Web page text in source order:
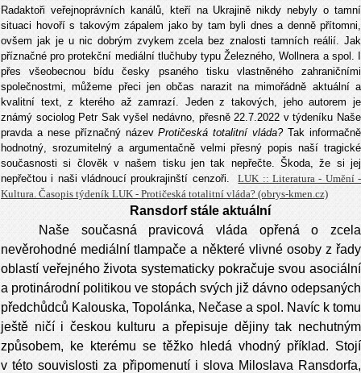
Radaktoři veřejnoprávních kanálů, kteří na Ukrajině nikdy nebyly o tamní
situaci hovoří s takovým zápalem jako by tam byli dnes a denně přítomni,
ovšem jak je u nic dobrým zvykem zcela bez znalosti tamních reálií. Jak
příznačné pro protekční mediální tlučhuby typu Železného, Wollnera a spol. I
přes všeobecnou bídu česky psaného tisku vlastněného zahraničními
společnostmi, můžeme přeci jen občas narazit na mimořádně aktuální a
kvalitní text, z kterého až zamrazí. Jeden z takových, jeho autorem je
známý sociolog Petr Sak vyšel nedávno, přesně 22.7.2022 v týdeníku Naše
pravda a nese příznačný názevProtičeská totalitní vláda?Tak informačně
hodnotný, srozumitelný a argumentačně velmi přesný popis naší tragické
současnosti si člověk v našem tisku jen tak nepřečte. Škoda, že si jej
nepřečtou i naši vládnoucí proukrajinští cenzoři.LUK :: Literatura - Umění -
Kultura. Časopis týdeník LUK - Protičeská totalitní vláda? (obrys-kmen.cz)
Ransdorf stále aktuální
Naše současná pravicová vláda opřená o zcela
nevěrohodné mediální tlampače a některé vlivné osoby z řady
oblastí veřejného života systematicky pokračuje svou asociální
a protinárodní politikou ve stopách svých již dávno odepsaných
předchůdců Kalouska, Topolánka, Nečase a spol. Navíc k tomu
ještě ničí i českou kulturu a přepisuje dějiny tak nechutným
způsobem, ke kterému se těžko hledá vhodný příklad. Stojí
v této souvislosti za připomenutí i slova Miloslava Ransdorfa,